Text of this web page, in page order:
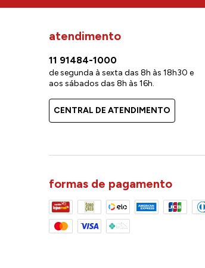
atendimento
11 91484-1000
de segunda à sexta das 8h às 18h30 e
aos sábados das 8h às 16h.
CENTRAL DE ATENDIMENTO
formas de pagamento